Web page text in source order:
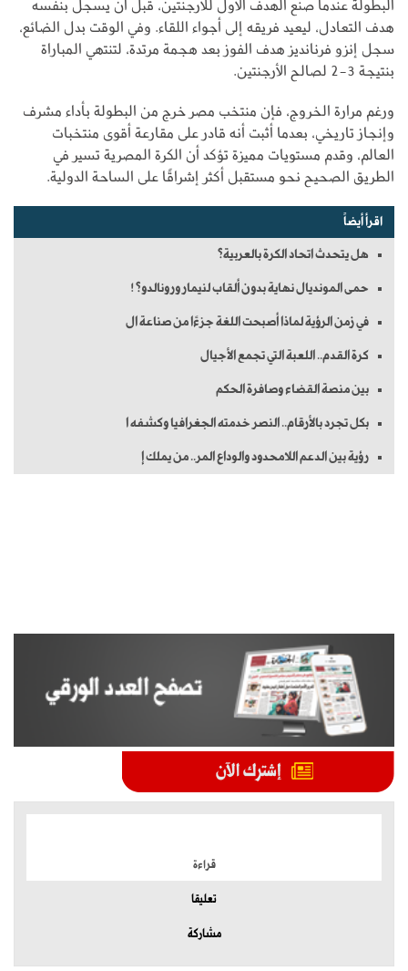
البطولة عندما صنع الهدف الأول للأرجنتين، قبل أن يسجل بنفسه
هدف التعادل، ليعيد فريقه إلى أجواء اللقاء. وفي الوقت بدل الضائع،
سجل إنزو فرنانديز هدف الفوز بعد هجمة مرتدة، لتنتهي المباراة
بنتيجة 3-2 لصالح الأرجنتين.
ورغم مرارة الخروج، فإن منتخب مصر خرج من البطولة بأداء مشرف
وإنجاز تاريخي، بعدما أثبت أنه قادر على مقارعة أقوى منتخبات
العالم، وقدم مستويات مميزة تؤكد أن الكرة المصرية تسير في
الطريق الصحيح نحو مستقبل أكثر إشراقًا على الساحة الدولية.
اقرأ أيضاً
هل يتحدث اتحاد الكرة بالعربية؟
حمى المونديال نهاية بدون ألقاب لنيمار ورونالدو؟!
في زمن الرؤية لماذا أصبحت اللغة جزءًا من صناعة ال
كرة القدم.. اللعبة التي تجمع الأجيال
بين منصة القضاء وصافرة الحكم
بكل تجرد بالأرقام.. النصر خدمته الجغرافيا وكشفه ا
رؤية بين الدعم اللامحدود والوداع المر.. من يملك إ
قراءة
تعليقا
مشاركة